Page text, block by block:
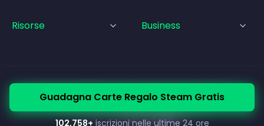
Guadagna Carte Regalo Steam Gratis
102,758+ iscrizioni nelle ultime 24 ore
Risorse Business
© Freecash 2026• Termini di Servizio
Privacy Policy
•Politica sui Cookie•Informazioni legali